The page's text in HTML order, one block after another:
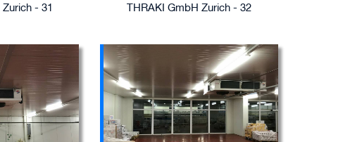
Zurich - 31 THRAKI GmbH Zurich - 32